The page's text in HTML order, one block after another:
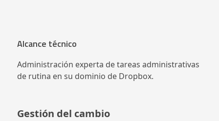
Alcance técnico
Administración experta de tareas administrativas
de rutina en su dominio de Dropbox.
Gestión del cambio